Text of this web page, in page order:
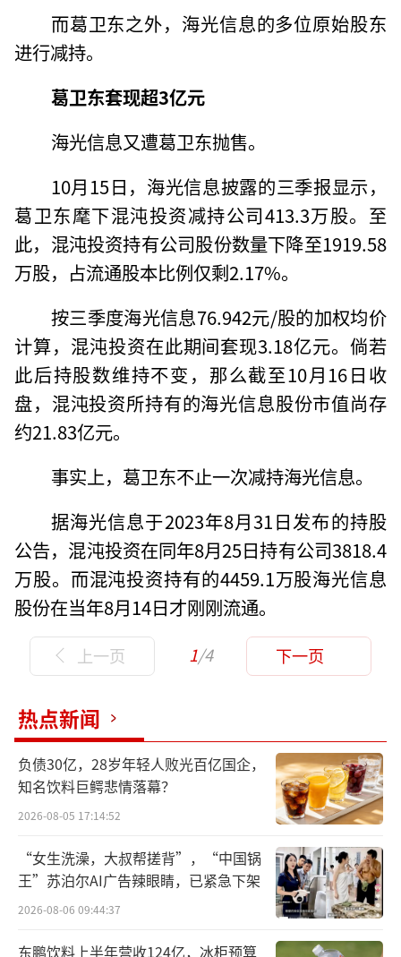
而葛卫东之外，海光信息的多位原始股东
进行减持。
葛卫东套现超3亿元
海光信息又遭葛卫东抛售。
10月15日，海光信息披露的三季报显示，
葛卫东麾下混沌投资减持公司413.3万股。至
此，混沌投资持有公司股份数量下降至1919.58
万股，占流通股本比例仅剩2.17%。
按三季度海光信息76.942元/股的加权均价
计算，混沌投资在此期间套现3.18亿元。倘若
此后持股数维持不变，那么截至10月16日收
盘，混沌投资所持有的海光信息股份市值尚存
约21.83亿元。
事实上，葛卫东不止一次减持海光信息。
据海光信息于2023年8月31日发布的持股
公告，混沌投资在同年8月25日持有公司3818.4
万股。而混沌投资持有的4459.1万股海光信息
股份在当年8月14日才刚刚流通。
上一页 1/4 下一页
热点新闻
负债30亿，28岁年轻人败光百亿国企，
知名饮料巨鳄悲情落幕？
2026-08-05 17:14:52
“女生洗澡，大叔帮搓背”，“中国锅
王”苏泊尔AI广告辣眼睛，已紧急下架
2026-08-06 09:44:37
东鹏饮料上半年营收124亿，冰柜预算